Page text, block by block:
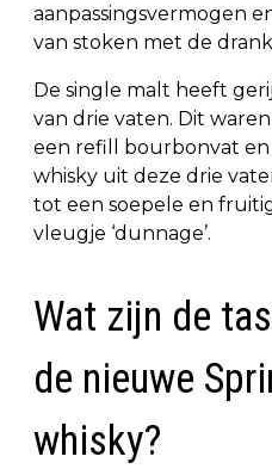
aanpassingsvermogen
van stoken met de
De single malt heeft
van drie vaten. Dit
een refill bourbonvat
whisky uit deze drie
tot een soepele en
vleugje ‘dunnage’.
Wat zijn de
de nieuwe
whisky?